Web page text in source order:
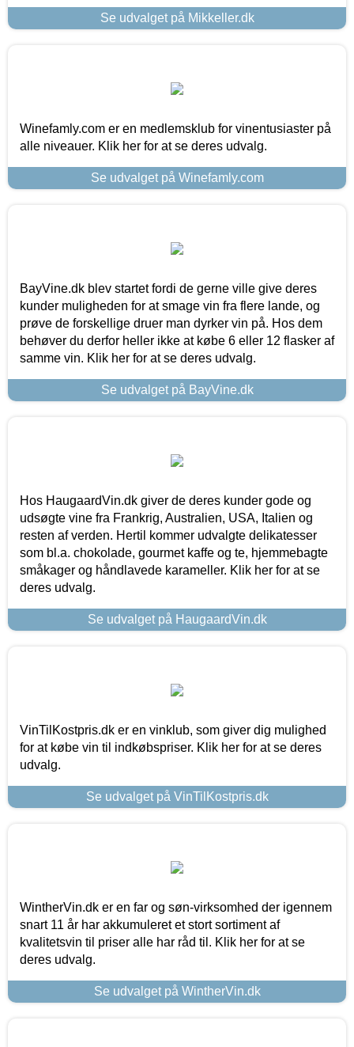
Se udvalget på Mikkeller.dk
Winefamly.com er en medlemsklub for vinentusiaster på
alle niveauer. Klik her for at se deres udvalg.
Se udvalget på Winefamly.com
BayVine.dk blev startet fordi de gerne ville give deres
kunder muligheden for at smage vin fra flere lande, og
prøve de forskellige druer man dyrker vin på. Hos dem
behøver du derfor heller ikke at købe 6 eller 12 flasker af
samme vin. Klik her for at se deres udvalg.
Se udvalget på BayVine.dk
Hos HaugaardVin.dk giver de deres kunder gode og
udsøgte vine fra Frankrig, Australien, USA, Italien og
resten af verden. Hertil kommer udvalgte delikatesser
som bl.a. chokolade, gourmet kaffe og te, hjemmebagte
småkager og håndlavede karameller. Klik her for at se
deres udvalg.
Se udvalget på HaugaardVin.dk
VinTilKostpris.dk er en vinklub, som giver dig mulighed
for at købe vin til indkøbspriser. Klik her for at se deres
udvalg.
Se udvalget på VinTilKostpris.dk
WintherVin.dk er en far og søn-virksomhed der igennem
snart 11 år har akkumuleret et stort sortiment af
kvalitetsvin til priser alle har råd til. Klik her for at se
deres udvalg.
Se udvalget på WintherVin.dk